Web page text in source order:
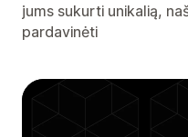
jums sukurti unikalią,
pardavinėti